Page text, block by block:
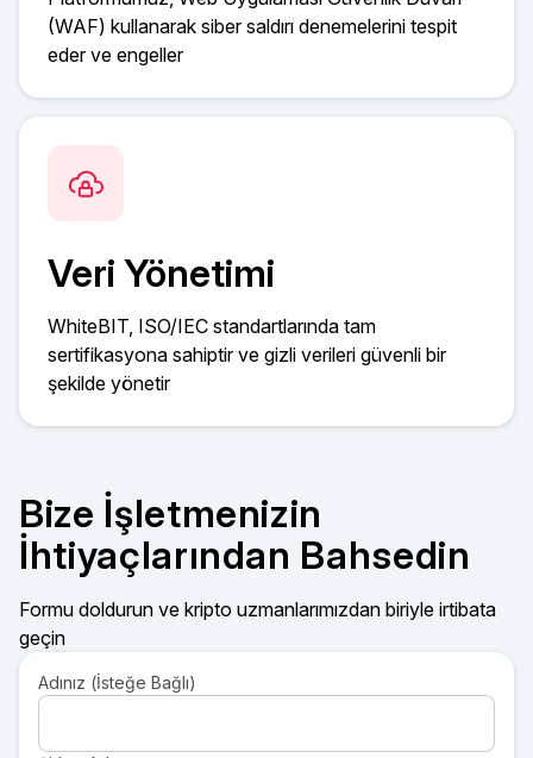
(WAF) kullanarak siber saldırı denemelerini tespit
eder ve engeller
Veri Yönetimi
WhiteBIT, ISO/IEC standartlarında tam
sertifikasyona sahiptir ve gizli verileri güvenli bir
şekilde yönetir
Bize İşletmenizin
İhtiyaçlarından Bahsedin
Formu doldurun ve kripto uzmanlarımızdan biriyle irtibata
geçin
Adınız (İsteğe Bağlı)